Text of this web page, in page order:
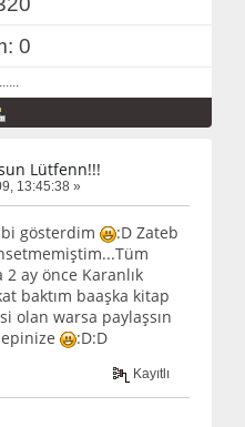
0
Lütfenn!!!
13:45:38 »
gösterdim
:D Zateb
ay önce Karanlık
baktım baaşka kitap
olan warsa paylaşsın
:D:D
Kayıtlı